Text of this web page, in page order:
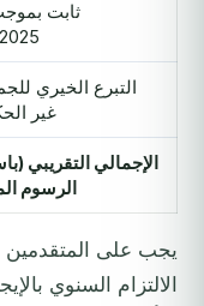
التبرع الخيري
غير
الإجمالي التقريبي
الرسوم
يجب على المتقدمين